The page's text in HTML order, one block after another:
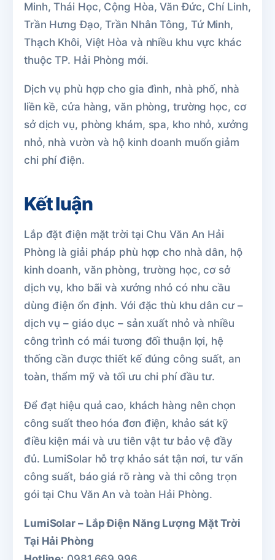
Minh, Thái Học, Cộng Hòa, Văn Đức, Chí Linh,
Trần Hưng Đạo, Trần Nhân Tông, Tứ Minh,
Thạch Khôi, Việt Hòa và nhiều khu vực khác
thuộc TP. Hải Phòng mới.
Dịch vụ phù hợp cho gia đình, nhà phố, nhà
liền kề, cửa hàng, văn phòng, trường học, cơ
sở dịch vụ, phòng khám, spa, kho nhỏ, xưởng
nhỏ, nhà vườn và hộ kinh doanh muốn giảm
chi phí điện.
Kết luận
Lắp đặt điện mặt trời tại Chu Văn An Hải
Phòng là giải pháp phù hợp cho nhà dân, hộ
kinh doanh, văn phòng, trường học, cơ sở
dịch vụ, kho bãi và xưởng nhỏ có nhu cầu
dùng điện ổn định. Với đặc thù khu dân cư –
dịch vụ – giáo dục – sản xuất nhỏ và nhiều
công trình có mái tương đối thuận lợi, hệ
thống cần được thiết kế đúng công suất, an
toàn, thẩm mỹ và tối ưu chi phí đầu tư.
Để đạt hiệu quả cao, khách hàng nên chọn
công suất theo hóa đơn điện, khảo sát kỹ
điều kiện mái và ưu tiên vật tư bảo vệ đầy
đủ. LumiSolar hỗ trợ khảo sát tận nơi, tư vấn
công suất, báo giá rõ ràng và thi công trọn
gói tại Chu Văn An và toàn Hải Phòng.
LumiSolar – Lắp Điện Năng Lượng Mặt Trời
Tại Hải Phòng